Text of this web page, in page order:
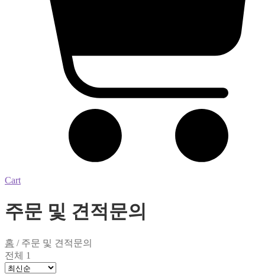
Cart
주문 및 견적문의
홈 / 주문 및 견적문의
전체 1